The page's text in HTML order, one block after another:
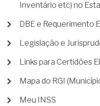
Inventário etc) no
DBE e Requerimento
Legislação e
Links para Certidões
Mapa do RGI
Meu INSS